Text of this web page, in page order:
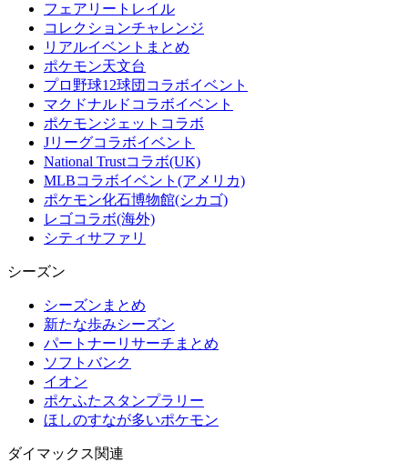
フェアリートレイル
コレクションチャレンジ
リアルイベントまとめ
ポケモン天文台
プロ野球12球団コラボイベント
マクドナルドコラボイベント
ポケモンジェットコラボ
Jリーグコラボイベント
National Trustコラボ(UK)
MLBコラボイベント(アメリカ)
ポケモン化石博物館(シカゴ)
レゴコラボ(海外)
シティサファリ
シーズン
シーズンまとめ
新たな歩みシーズン
パートナーリサーチまとめ
ソフトバンク
イオン
ポケふたスタンプラリー
ほしのすなが多いポケモン
ダイマックス関連